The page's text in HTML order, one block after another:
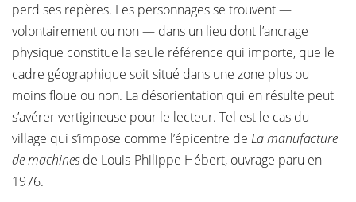
perd ses repères. Les personnages se trouvent —
volontairement ou non — dans un lieu dont l’ancrage
physique constitue la seule référence qui importe, que le
cadre géographique soit situé dans une zone plus ou
moins floue ou non. La désorientation qui en résulte peut
s’avérer vertigineuse pour le lecteur. Tel est le cas du
village qui s’impose comme l’épicentre de La manufacture
de machinesde Louis-Philippe Hébert, ouvrage paru en
1976.